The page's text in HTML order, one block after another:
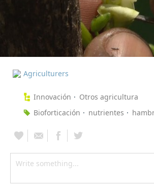
Agriculturers
Innovación
Otros agricultura
Bioforticación
nutrientes